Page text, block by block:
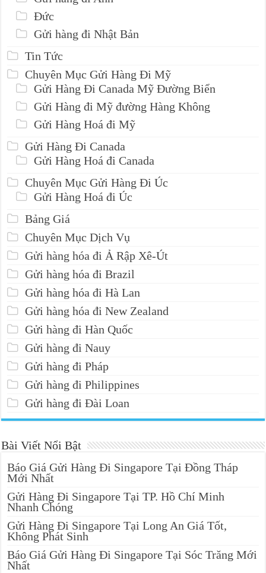
Đức
Gửi hàng đi Nhật Bản
Tin Tức
Chuyên Mục Gửi Hàng Đi Mỹ
Gửi Hàng Đi Canada Mỹ Đường Biển
Gửi Hàng đi Mỹ đường Hàng Không
Gửi Hàng Hoá đi Mỹ
Gửi Hàng Đi Canada
Gửi Hàng Hoá đi Canada
Chuyên Mục Gửi Hàng Đi Úc
Gửi Hàng Hoá đi Úc
Bảng Giá
Chuyên Mục Dịch Vụ
Gửi hàng hóa đi Ả Rập Xê-Út
Gửi hàng hóa đi Brazil
Gửi hàng hóa đi Hà Lan
Gửi hàng hóa đi New Zealand
Gửi hàng đi Hàn Quốc
Gửi hàng đi Nauy
Gửi hàng đi Pháp
Gửi hàng đi Philippines
Gửi hàng đi Đài Loan
Bài Viết Nổi Bật
Báo Giá Gửi Hàng Đi Singapore Tại Đồng Tháp
Mới Nhất
Gửi Hàng Đi Singapore Tại TP. Hồ Chí Minh
Nhanh Chóng
Gửi Hàng Đi Singapore Tại Long An Giá Tốt,
Không Phát Sinh
Báo Giá Gửi Hàng Đi Singapore Tại Sóc Trăng Mới
Nhất